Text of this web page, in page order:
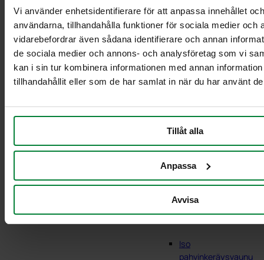
Vi använder enhetsidentifierare för att anpassa innehållet
användarna, tillhandahålla funktioner för sociala medier och
vidarebefordrar även sådana identifierare och annan
de sociala medier och annons- och analysföretag som vi
kan i sin tur kombinera informationen med annan
tillhandahållit eller som de har samlat in när du har använt
Tillåt alla
Anpassa
Avvisa
Vaunut säiliöille 2
x 90 L
21-29L
Vaunut säiliöille 60
L
Vaunut säiliöille 90
Pahvinkeräysvaunu
Iso
pahvinkeräysvaunu